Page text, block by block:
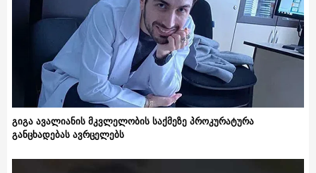
გიგა ავალიანის მკვლელობის საქმეზე პროკურატურა
განცხადებას ავრცელებს